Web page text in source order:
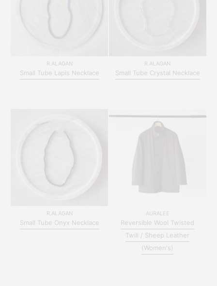
R.ALAGAN
Small Tube Lapis Necklace
R.ALAGAN
Small Tube Crystal Necklace
R.ALAGAN
Small Tube Onyx Necklace
AURALEE
Reversible Wool Twisted
Twill / Sheep Leather
(Women's)